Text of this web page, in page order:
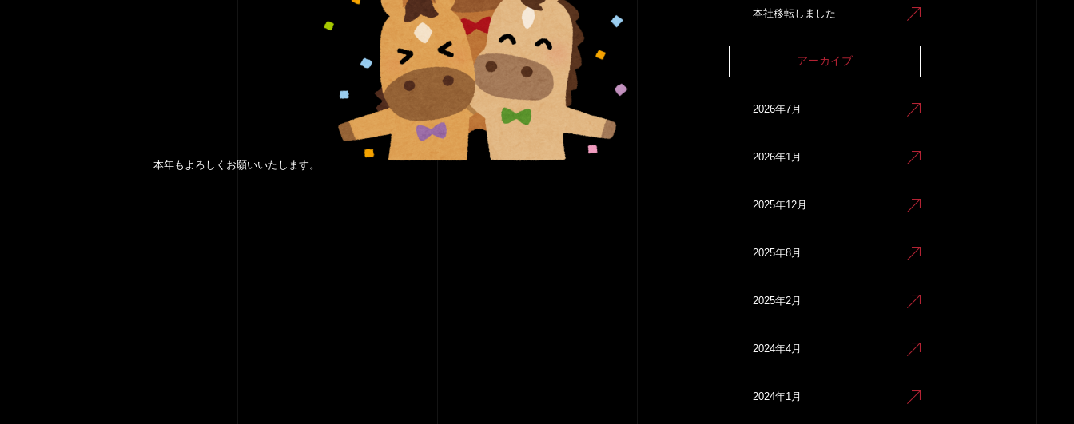
本年もよろしくお願いいたします。
本社移転しました
アーカイブ
2026年7月
2026年1月
2025年12月
2025年8月
2025年2月
2024年4月
2024年1月